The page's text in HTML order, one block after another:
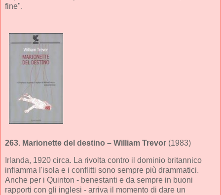
fine".
263. Marionette del destino – William Trevor (1983)
Irlanda, 1920 circa. La rivolta contro il dominio britannico
infiamma l'isola e i conflitti sono sempre più drammatici.
Anche per i Quinton - benestanti e da sempre in buoni
rapporti con gli inglesi - arriva il momento di dare un